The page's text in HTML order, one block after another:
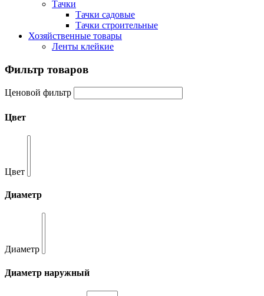
Тачки
Тачки садовые
Тачки строительные
Хозяйственные товары
Ленты клейкие
Фильтр товаров
Ценовой фильтр
Цвет
Цвет
Диаметр
Диаметр
Диаметр наружный